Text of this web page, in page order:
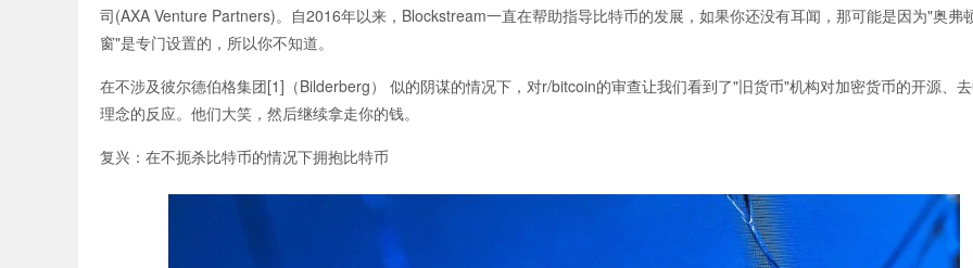
司(AXA Venture Partners)。自2016年以来，Blockstream一直在帮助指导比特币的发展，如果你还没有耳闻，那可能是因为"奥弗
窗"是专门设置的，所以你不知道。
在不涉及彼尔德伯格集团[1]（Bilderberg） 似的阴谋的情况下，对r/bitcoin的审查让我们看到了"旧货币"机构对加密货币的开源、
理念的反应。他们大笑，然后继续拿走你的钱。
复兴：在不扼杀比特币的情况下拥抱比特币